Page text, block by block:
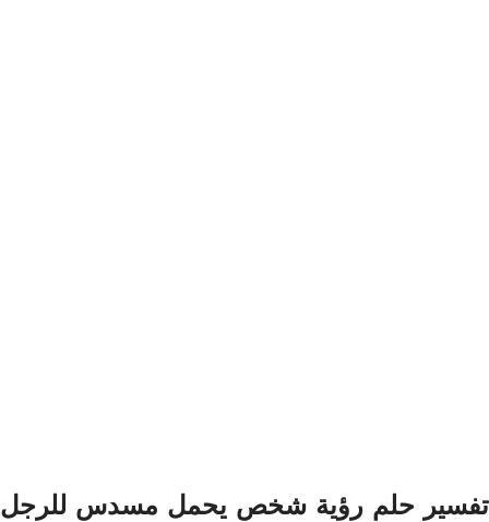
تفسير حلم رؤية شخص يحمل مسدس للرجل